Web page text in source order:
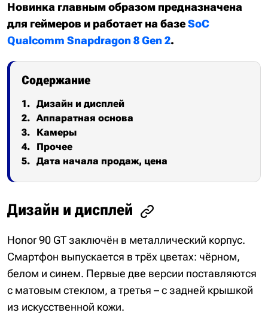
Новинка главным образом предназначена
для геймеров и работает на базеSoC
Qualcomm Snapdragon 8 Gen 2.
Содержание
Дизайн и дисплей
Аппаратная основа
Камеры
Прочее
Дата начала продаж, цена
Дизайн и дисплей
Honor 90 GT заключён в металлический корпус.
Смартфон выпускается в трёх цветах: чёрном,
белом и синем. Первые две версии поставляются
с матовым стеклом, а третья – с задней крышкой
из искусственной кожи.